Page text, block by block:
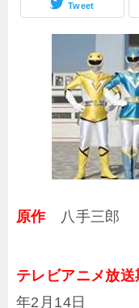
Tweet
原作八手三郎
テレビアニメ放送
年2月14日